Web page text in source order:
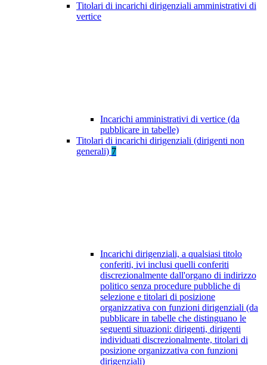
Titolari di incarichi dirigenziali amministrativi di
vertice
Incarichi amministrativi di vertice (da
pubblicare in tabelle)
Titolari di incarichi dirigenziali (dirigenti non
generali) 7
Incarichi dirigenziali, a qualsiasi titolo
conferiti, ivi inclusi quelli conferiti
discrezionalmente dall'organo di indirizzo
politico senza procedure pubbliche di
selezione e titolari di posizione
organizzativa con funzioni dirigenziali (da
pubblicare in tabelle che distinguano le
seguenti situazioni: dirigenti, dirigenti
individuati discrezionalmente, titolari di
posizione organizzativa con funzioni
dirigenziali)